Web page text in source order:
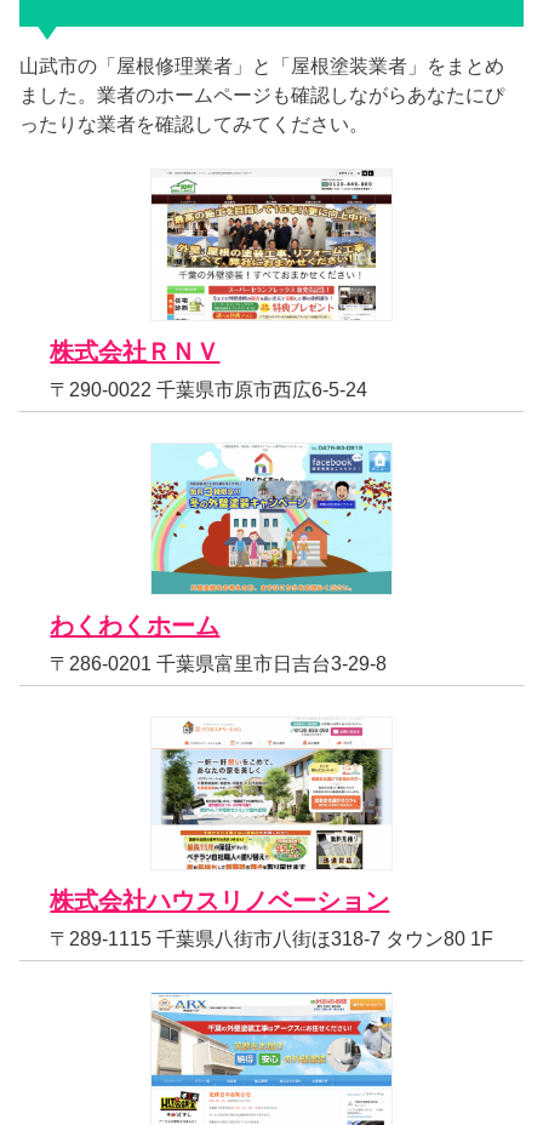
山武市の「屋根修理業者」と「屋根塗装業者」をまとめ
ました。業者のホームページも確認しながらあなたにぴ
ったりな業者を確認してみてください。
株式会社ＲＮＶ
〒290-0022 千葉県市原市西広6-5-24
わくわくホーム
〒286-0201 千葉県富里市日吉台3-29-8
株式会社ハウスリノベーション
〒289-1115 千葉県八街市八街ほ318-7 タウン80 1F